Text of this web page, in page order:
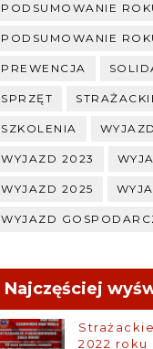
PODSUMOWANIE
PODSUMOWANIE
PREWENCJA
SPRZĘT
SZKOLENIA
WYJAZD 2023
WYJAZD 2025
WYJAZD
Najczęściej
2022 roku